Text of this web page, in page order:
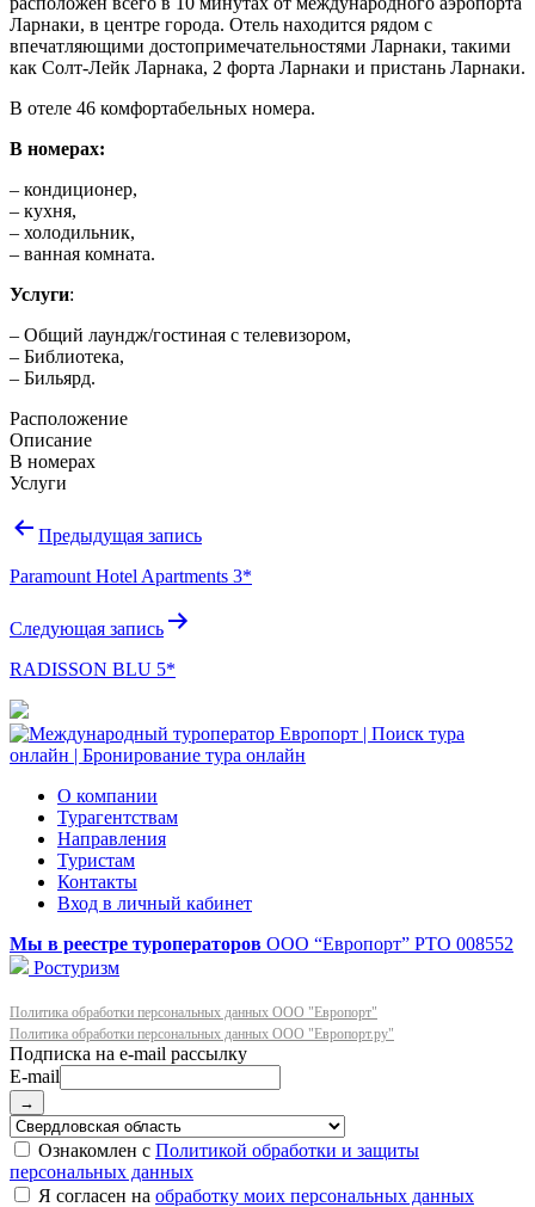
Ларнаки, в центре города. Отель находится рядом с
впечатляющими достопримечательностями Ларнаки, такими
как Солт-Лейк Ларнака, 2 форта Ларнаки и пристань Ларнаки.
В отеле 46 комфортабельных номера.
В номерах:
– кондиционер,
– кухня,
– холодильник,
– ванная комната.
Услуги:
– Общий лаундж/гостиная с телевизором,
– Библиотека,
– Бильярд.
Расположение
Описание
В номерах
Услуги
Навигация
записям
Предыдущая запись
Paramount Hotel Apartments 3*
Следующая запись
RADISSON BLU 5*
О компании
Турагентствам
Направления
Туристам
Контакты
Вход в личный кабинет
Мы в реестре туроператоров ООО “Европорт” РТО 008552
Ростуризм
Политика обработки персональных данных ООО "Европорт"
Политика обработки персональных данных ООО "Европорт.ру"
E-mail
→
Ознакомлен с Политикой обработки и защиты
персональных данных
Я согласен на обработку моих персональных данных